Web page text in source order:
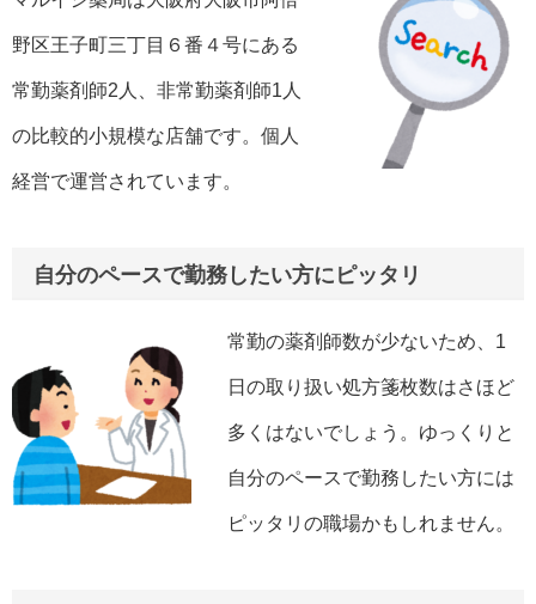
野区王子町三丁目６番４号にある
常勤薬剤師2人、非常勤薬剤師1人
の比較的小規模な店舗です。個人
経営で運営されています。
自分のペースで勤務したい方にピッタリ
常勤の薬剤師数が少ないため、1
日の取り扱い処方箋枚数はさほど
多くはないでしょう。ゆっくりと
自分のペースで勤務したい方には
ピッタリの職場かもしれません。